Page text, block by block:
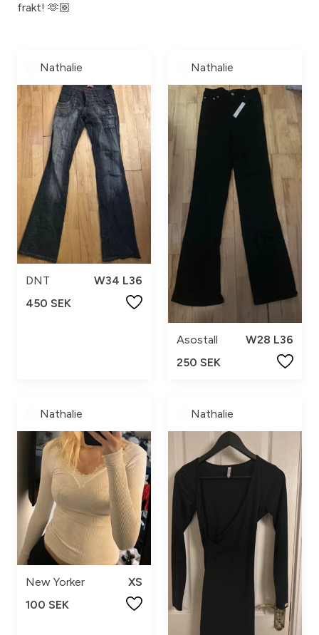
frakt! 🫶🏼
Nathalie
DNT
W34 L36
450 SEK
Nathalie
Asostall
W28 L36
250 SEK
Nathalie
New Yorker
XS
100 SEK
Nathalie